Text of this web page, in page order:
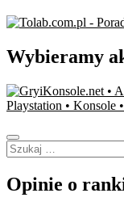
Wybieramy
Szukaj:
Opinie o